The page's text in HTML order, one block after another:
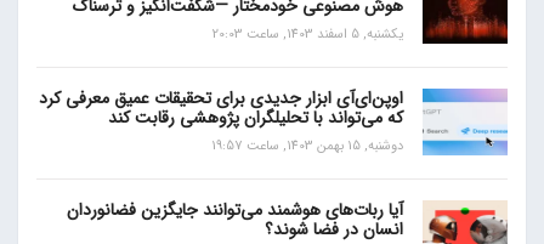
هوش مصنوعی خودمختار —شگفت‌انگیز و ترسناک
یکشنبه, 5 اسفند 1403, ساعت 20:03
اوپن‌ای‌آی ابزار جدیدی برای تحقیقات عمیق معرفی کرد
که می‌تواند با تحلیلگران پژوهشی رقابت کند
دوشنبه, 15 بهمن 1403, ساعت 19:57
آیا ربات‌های هوشمند می‌توانند جایگزین فضانوردان
انسان در فضا شوند؟